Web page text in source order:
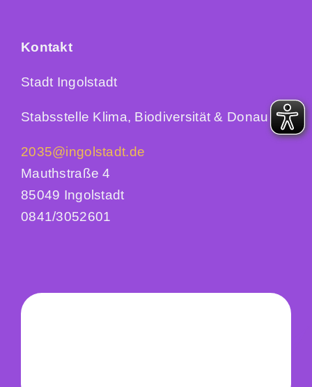
Kontakt
Stadt Ingolstadt
Stabsstelle Klima, Biodiversität & Donau
2035@ingolstadt.de
Mauthstraße 4
85049 Ingolstadt
0841/3052601